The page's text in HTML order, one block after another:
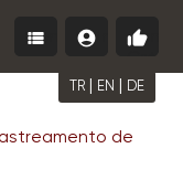
thumb_up
account_circle
Entrar
view_list
Menu
TR EN DE
de